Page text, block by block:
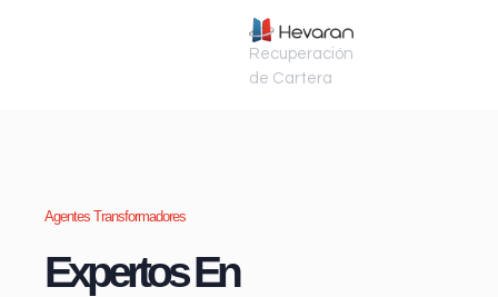
Recuperación
de Cartera
Agentes Transformadores
Expertos En